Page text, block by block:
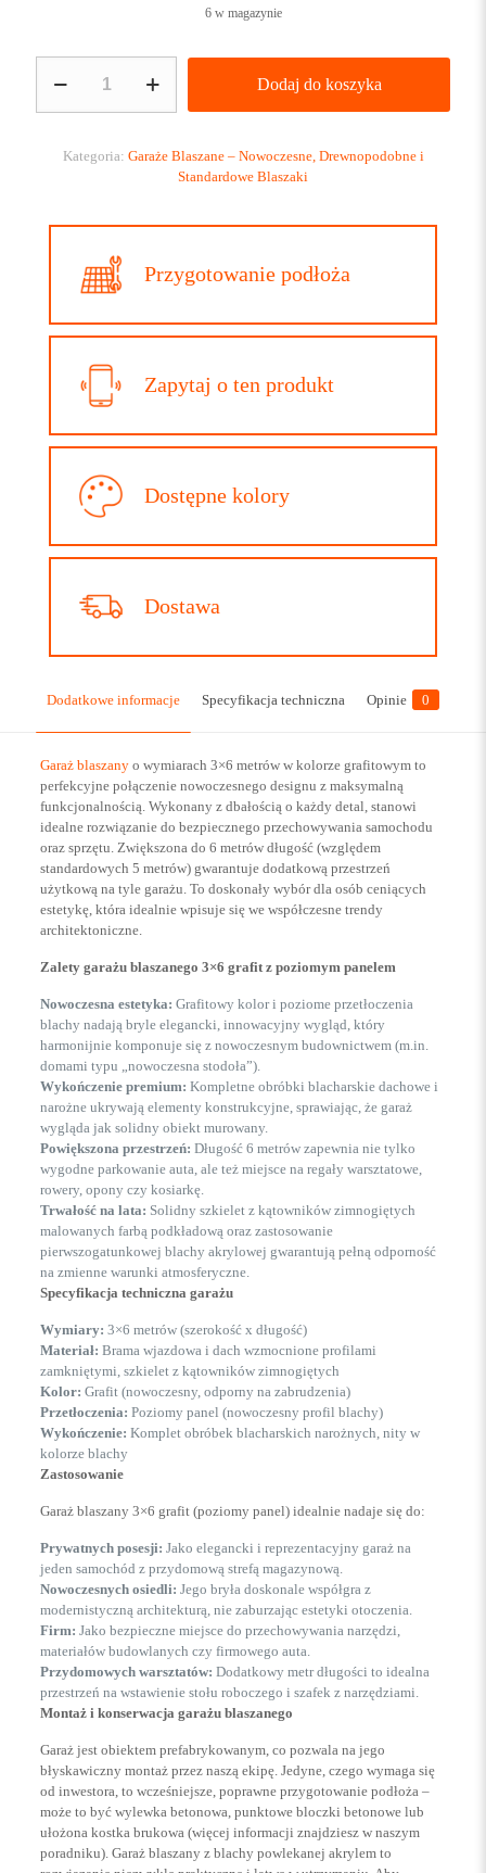
6 w magazynie
Garaż
Grafit
POZIOMY
obróbkami
Dodaj do koszyka
Kategoria: Garaże Blaszane – Nowoczesne, Drewnopodobne i
Standardowe Blaszaki
Przygotowanie podłoża
Zapytaj o ten produkt
Dostępne kolory
Dostawa
Dodatkowe informacje Specyfikacja techniczna Opinie 0
Garaż blaszanyo wymiarach 3×6 metrów w kolorze grafitowym to
perfekcyjne połączenie nowoczesnego designu z maksymalną
funkcjonalnością. Wykonany z dbałością o każdy detal, stanowi
idealne rozwiązanie do bezpiecznego przechowywania samochodu
oraz sprzętu. Zwiększona do 6 metrów długość (względem
standardowych 5 metrów) gwarantuje dodatkową przestrzeń
użytkową na tyle garażu. To doskonały wybór dla osób ceniących
estetykę, która idealnie wpisuje się we współczesne trendy
architektoniczne.
Zalety garażu blaszanego 3×6 grafit z poziomym panelem
Nowoczesna estetyka: Grafitowy kolor i poziome przetłoczenia
blachy nadają bryle elegancki, innowacyjny wygląd, który
harmonijnie komponuje się z nowoczesnym budownictwem (m.in.
domami typu „nowoczesna stodoła”).
Wykończenie premium: Kompletne obróbki blacharskie dachowe i
narożne ukrywają elementy konstrukcyjne, sprawiając, że garaż
wygląda jak solidny obiekt murowany.
Powiększona przestrzeń: Długość 6 metrów zapewnia nie tylko
wygodne parkowanie auta, ale też miejsce na regały warsztatowe,
rowery, opony czy kosiarkę.
Trwałość na lata: Solidny szkielet z kątowników zimnogiętych
malowanych farbą podkładową oraz zastosowanie
pierwszogatunkowej blachy akrylowej gwarantują pełną odporność
na zmienne warunki atmosferyczne.
Specyfikacja techniczna garażu
Wymiary: 3×6 metrów (szerokość x długość)
Materiał: Brama wjazdowa i dach wzmocnione profilami
zamkniętymi, szkielet z kątowników zimnogiętych
Kolor: Grafit (nowoczesny, odporny na zabrudzenia)
Przetłoczenia: Poziomy panel (nowoczesny profil blachy)
Wykończenie: Komplet obróbek blacharskich narożnych, nity w
kolorze blachy
Zastosowanie
Garaż blaszany 3×6 grafit (poziomy panel) idealnie nadaje się do:
Prywatnych posesji: Jako elegancki i reprezentacyjny garaż na
jeden samochód z przydomową strefą magazynową.
Nowoczesnych osiedli: Jego bryła doskonale współgra z
modernistyczną architekturą, nie zaburzając estetyki otoczenia.
Firm: Jako bezpieczne miejsce do przechowywania narzędzi,
materiałów budowlanych czy firmowego auta.
Przydomowych warsztatów: Dodatkowy metr długości to idealna
przestrzeń na wstawienie stołu roboczego i szafek z narzędziami.
Montaż i konserwacja garażu blaszanego
Garaż jest obiektem prefabrykowanym, co pozwala na jego
błyskawiczny montaż przez naszą ekipę. Jedyne, czego wymaga się
od inwestora, to wcześniejsze, poprawne przygotowanie podłoża –
może to być wylewka betonowa, punktowe bloczki betonowe lub
ułożona kostka brukowa (więcej informacji znajdziesz w naszym
poradniku). Garaż blaszany z blachy powlekanej akrylem to